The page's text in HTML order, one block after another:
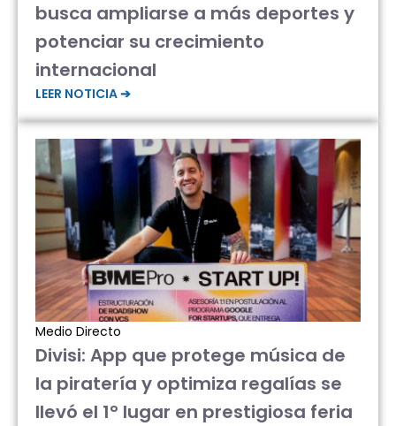
busca ampliarse a más deportes y
potenciar su crecimiento
internacional
LEER NOTICIA ➔
Medio Directo
Divisi: App que protege música de
la piratería y optimiza regalías se
llevó el 1° lugar en prestigiosa feria